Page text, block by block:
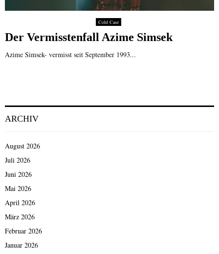
Cold Case
Der Vermisstenfall Azime Simsek
Azime Simsek- vermisst seit September 1993...
ARCHIV
August 2026
Juli 2026
Juni 2026
Mai 2026
April 2026
März 2026
Februar 2026
Januar 2026